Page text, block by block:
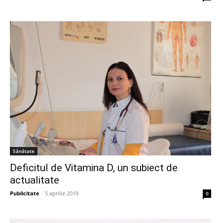
Sănătate
Deficitul de Vitamina D, un subiect de
actualitate
Publicitate - 5 aprilie 2019 0